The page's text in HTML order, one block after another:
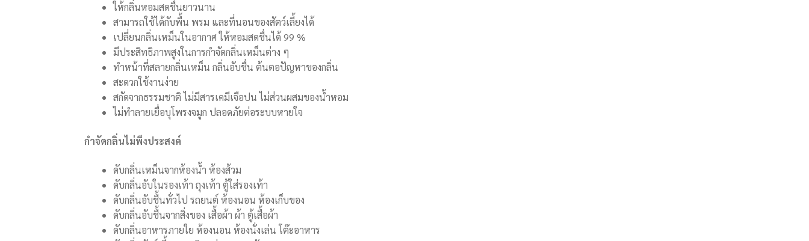
ให้กลิ่นหอมสดชื่นยาวนาน
สามารถใช้ได้กับพื้น พรม และที่นอนของสัตว์เลี้ยงได้
เปลี่ยนกลิ่นเหม็นในอากาศ ให้หอมสดชื่นได้ 99 %
มีประสิทธิภาพสูงในการกำจัดกลิ่นเหม็นต่าง ๆ
ทำหน้าที่สลายกลิ่นเหม็น กลิ่นอับชื่น ต้นตอปัญหาของกลิ่น
สะดวกใช้งานง่าย
สกัดจากธรรมชาติ ไม่มีสารเคมีเจือปน ไม่ส่วนผสมของน้ำหอม
ไม่ทำลายเยื่อบุโพรงจมูก ปลอดภัยต่อระบบหายใจ
กำจัดกลิ่นไม่พึงประสงค์
ดับกลิ่นเหม็นจากห้องน้ำ ห้องส้วม
ดับกลิ่นอับในรองเท้า ถุงเท้า ตู้ใส่รองเท้า
ดับกลิ่นอับชื้นทั่วไป รถยนต์ ห้องนอน ห้องเก็บของ
ดับกลิ่นอับชื้นจากสิ่งของ เสื้อผ้า ผ้า ตู้เสื้อผ้า
ดับกลิ่นอาหารภายใย ห้องนอน ห้องนั่งเล่น โต๊ะอาหาร